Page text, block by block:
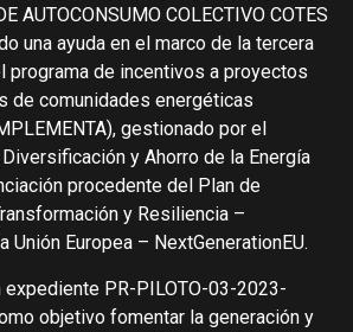
AUTOCONSUMO COLECTIVO COTES
una ayuda en el marco de la tercera
programa de incentivos a proyectos
de comunidades energéticas
gestionado por el
y Ahorro de la Energía
procedente del Plan de
y Resiliencia –
Unión Europea – NextGenerationEU.
expediente PR-PILOTO-03-2023-
objetivo fomentar la generación y